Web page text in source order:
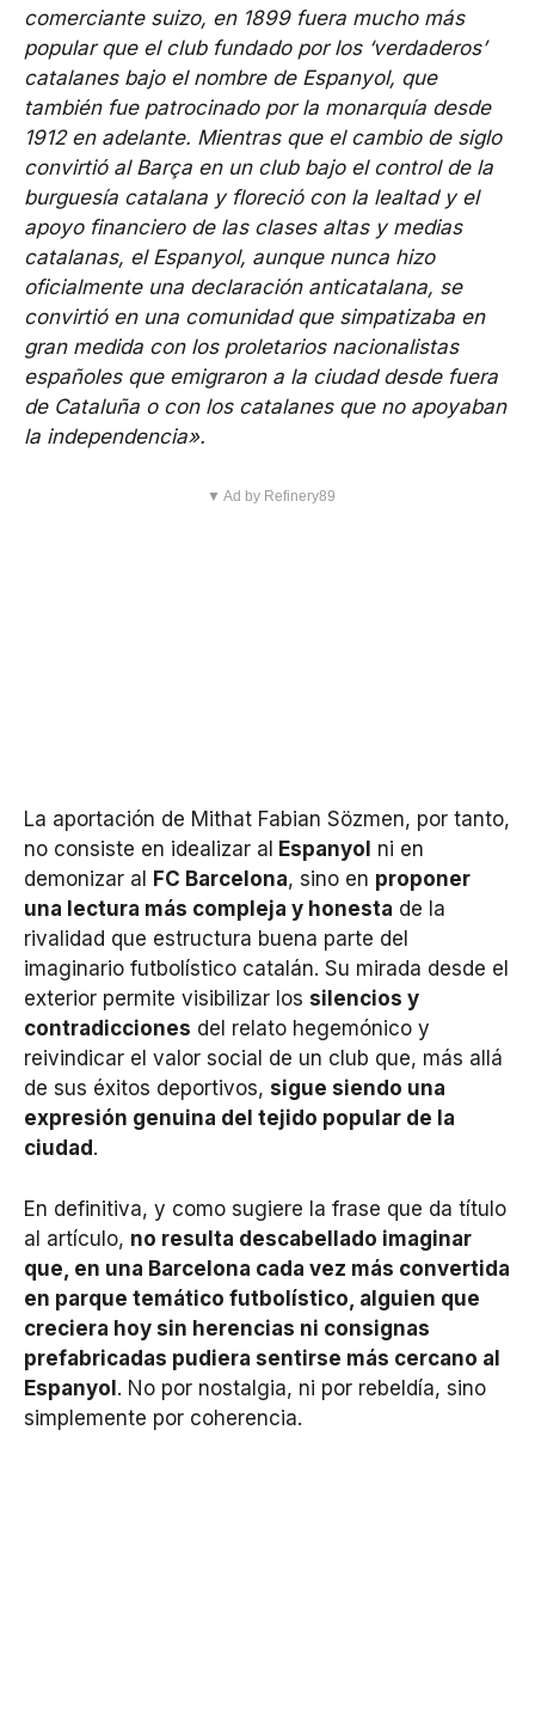
comerciante suizo, en 1899 fuera mucho más
popular que el club fundado por los ‘verdaderos’
catalanes bajo el nombre de Espanyol, que
también fue patrocinado por la monarquía desde
1912 en adelante. Mientras que el cambio de siglo
convirtió al Barça en un club bajo el control de la
burguesía catalana y floreció con la lealtad y el
apoyo financiero de las clases altas y medias
catalanas, el Espanyol, aunque nunca hizo
oficialmente una declaración anticatalana, se
convirtió en una comunidad que simpatizaba en
gran medida con los proletarios nacionalistas
españoles que emigraron a la ciudad desde fuera
de Cataluña o con los catalanes que no apoyaban
la independencia».
▼ Ad by Refinery89
La aportación de Mithat Fabian Sözmen, por tanto,
no consiste en idealizar al Espanyol ni en
demonizar al
FC Barcelona, sino en proponer
una lectura más compleja y honesta de la
rivalidad que estructura buena parte del
imaginario futbolístico catalán. Su mirada desde el
exterior permite visibilizar los silencios y
contradicciones del relato hegemónico y
reivindicar el valor social de un club que, más allá
de sus éxitos deportivos, sigue siendo una
expresión genuina del tejido popular de la
ciudad .
En definitiva, y como sugiere la frase que da título
al artículo, no resulta descabellado imaginar
que, en una Barcelona cada vez más convertida
en parque temático futbolístico, alguien que
creciera hoy sin herencias ni consignas
prefabricadas pudiera sentirse más cercano al
Espanyol. No por nostalgia, ni por rebeldía, sino
simplemente por coherencia.